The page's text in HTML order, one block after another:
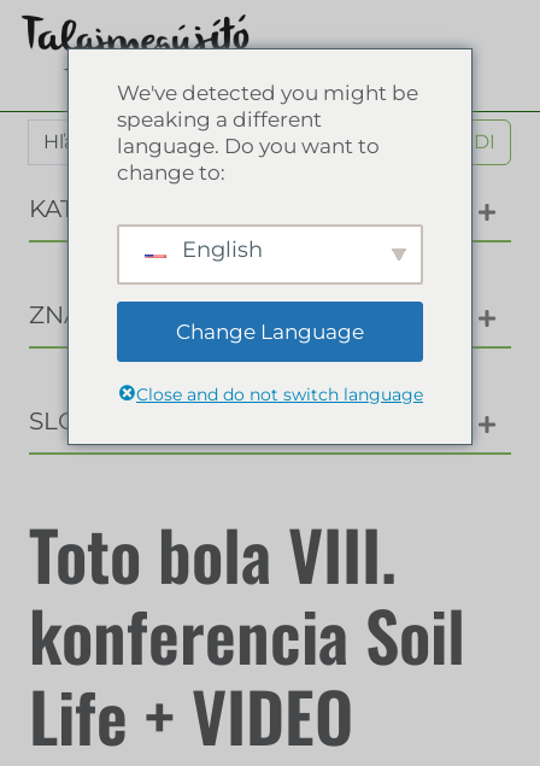
NÁJDI
KATEGÓRIE
ZNAČKY
SLOVNÍK
Toto bola VIII.
konferencia Soil
Life + VIDEO
We've detected you might be
speaking a different
language. Do you want to
change to:
English
Change Language
Close and do not switch language